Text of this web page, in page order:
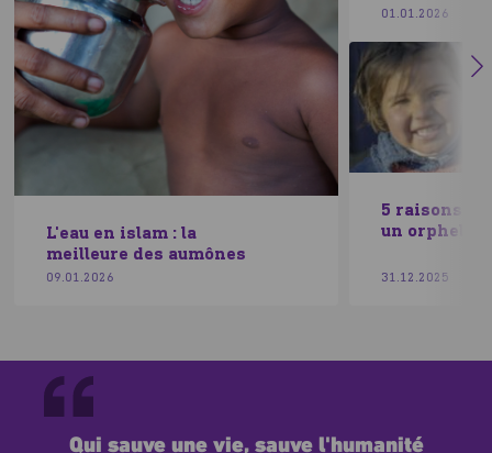
L'eau en islam : la
meilleure des aumônes
09.01.2026
01.01.2026
5 raisons
un orphelin
31.12.2025
Qui sauve une vie, sauve l'humanité